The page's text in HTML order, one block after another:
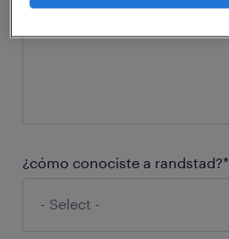
¿cómo conociste a randstad?*